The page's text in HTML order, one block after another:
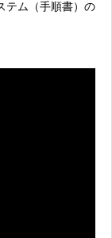
テム（手順書）の